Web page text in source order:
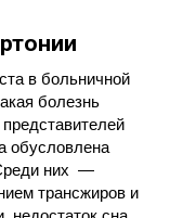
в больничной
болезнь
обусловлена
них —
трансжиров и